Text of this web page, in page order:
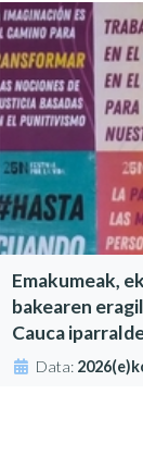
Emakumeak,
bakearen
Cauca
Data: